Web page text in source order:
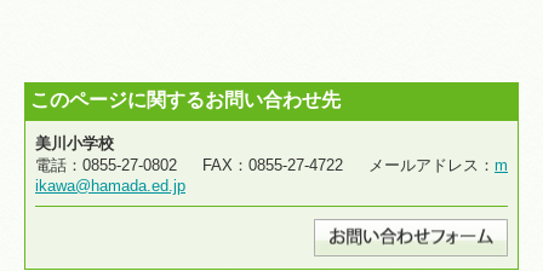
このページに関するお問い合わせ先
美川小学校
電話：0855-27-0802 FAX：0855-27-4722 メールアドレス： m
ikawa@hamada.ed.jp